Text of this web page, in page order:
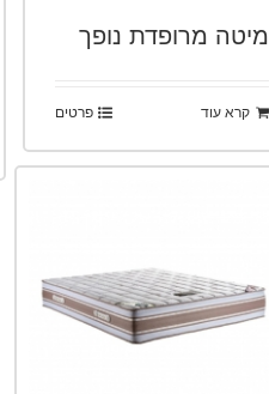
מיטה מרופדת נופך
קרא עוד פרטים